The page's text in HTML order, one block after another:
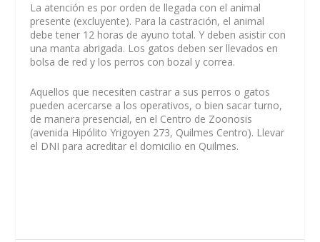
La atención es por orden de llegada con el animal
presente (excluyente). Para la castración, el animal
debe tener 12 horas de ayuno total. Y deben asistir con
una manta abrigada. Los gatos deben ser llevados en
bolsa de red y los perros con bozal y correa.
Aquellos que necesiten castrar a sus perros o gatos
pueden acercarse a los operativos, o bien sacar turno,
de manera presencial, en el Centro de Zoonosis
(avenida Hipólito Yrigoyen 273, Quilmes Centro). Llevar
el DNI para acreditar el domicilio en Quilmes.